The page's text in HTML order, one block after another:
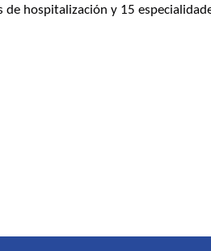
hospitalización y 15